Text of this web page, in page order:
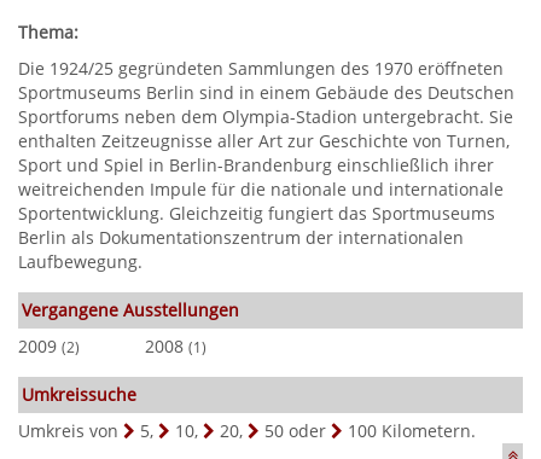
Thema:
Die 1924/25 gegründeten Sammlungen des 1970 eröffneten
Sportmuseums Berlin sind in einem Gebäude des Deutschen
Sportforums neben dem Olympia-Stadion untergebracht. Sie
enthalten Zeitzeugnisse aller Art zur Geschichte von Turnen,
Sport und Spiel in Berlin-Brandenburg einschließlich ihrer
weitreichenden Impule für die nationale und internationale
Sportentwicklung. Gleichzeitig fungiert das Sportmuseums
Berlin als Dokumentationszentrum der internationalen
Laufbewegung.
Vergangene Ausstellungen
2009 (2) 2008 (1)
Umkreissuche
Umkreis von
5, 10, 20, 50 oder 100 Kilometern.